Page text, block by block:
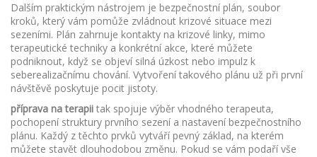
Dalším praktickým nástrojem je bezpečnostní plán, soubor
kroků, který vám pomůže zvládnout krizové situace mezi
sezeními. Plán zahrnuje kontakty na krizové linky, mimo
terapeutické techniky a konkrétní akce, které můžete
podniknout, když se objeví silná úzkost nebo impulz k
seberealizačnímu chování. Vytvoření takového plánu už při první
návštěvě poskytuje pocit jistoty.
příprava na terapii tak spojuje výběr vhodného terapeuta,
pochopení struktury prvního sezení a nastavení bezpečnostního
plánu. Každý z těchto prvků vytváří pevný základ, na kterém
můžete stavět dlouhodobou změnu. Pokud se vám podaří vše